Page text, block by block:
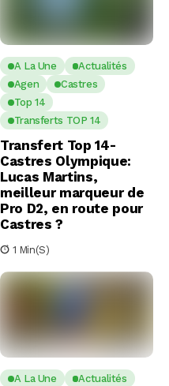
A La Une
Actualités
Agen
Castres
Top 14
Transferts TOP 14
Transfert Top 14-
Castres Olympique:
Lucas Martins,
meilleur marqueur de
Pro D2, en route pour
Castres ?
1 Min(s)
A La Une
Actualités